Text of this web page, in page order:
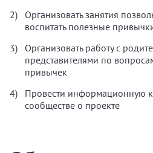
Организовать занятия
воспитать полезные
Организовать работу с
представителями по
привычек
Провести информационную
сообществе о проекте